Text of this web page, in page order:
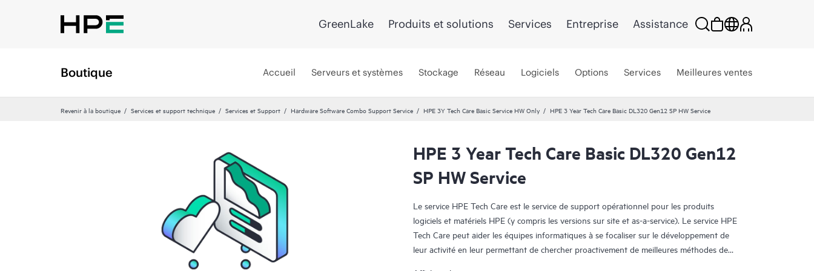
GreenLake Produits et solutions Services Entreprise Assistance
Boutique Accueil Serveurs et systèmes Stockage Réseau Logiciels Options Services Meilleures ventes
Revenir à la boutique Services et support technique Services et Support Hardware Software Combo Support Service HPE 3Y Tech Care Basic Service HW Only HPE 3 Year Tech Care Basic DL320 Gen12 SP HW Service
HPE 3 Year Tech Care Basic DL320 Gen12
SP HW Service
Le service HPE Tech Care est le service de support opérationnel pour les produits
logiciels et matériels HPE (y compris les versions sur site et as-a-service). Le service HPE
Tech Care peut aider les équipes informatiques à se focaliser sur le développement de
leur activité en leur permettant de chercher proactivement de meilleures méthodes de